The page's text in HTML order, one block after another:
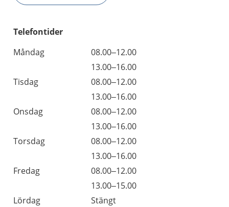
Telefontider
Måndag
08.00–12.00
13.00–16.00
Tisdag
08.00–12.00
13.00–16.00
Onsdag
08.00–12.00
13.00–16.00
Torsdag
08.00–12.00
13.00–16.00
Fredag
08.00–12.00
13.00–15.00
Lördag
Stängt